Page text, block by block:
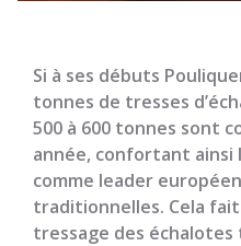
Si à ses débuts
tonnes de tresses
500 à 600 tonnes sont
année, confortant ainsi
comme leader
traditionnelles. Cela
tressage des